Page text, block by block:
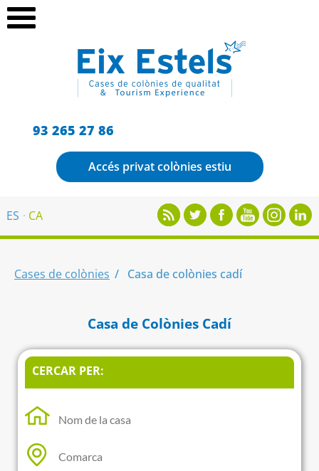
93 265 27 86
Accés privat colònies estiu
ES CA
Cases de colònies Casa de colònies cadí
Casa de Colònies Cadí
CERCAR PER: